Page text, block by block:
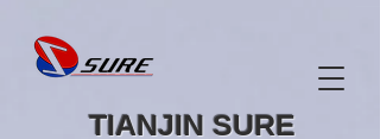
TIANJIN SURE